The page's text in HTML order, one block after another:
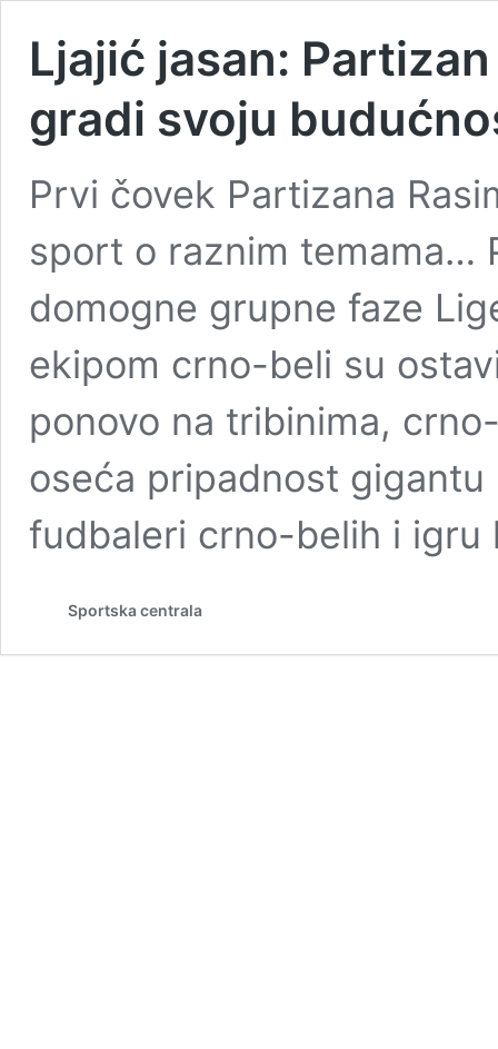
Ljajić jasan:
gradi svoju
Prvi čovek Partizana
sport o raznim temama…
domogne grupne faze
ekipom crno-beli su
ponovo na tribinima,
oseća pripadnost
fudbaleri crno-belih i
Sportska centrala